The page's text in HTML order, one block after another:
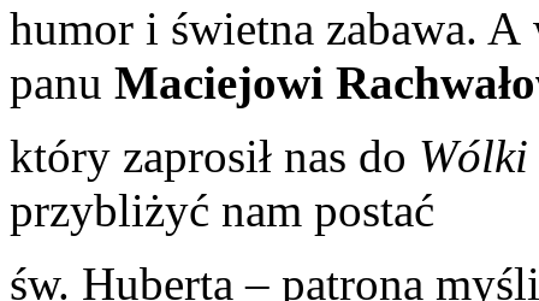
humor i świetna zabawa.
panu Maciejowi
który zaprosił nas do
przybliżyć nam postać
św. Huberta – patrona